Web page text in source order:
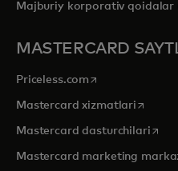
Majburiy korporativ qoidalar
MASTERCARD
Priceless.com opens in a new
Mastercard xizmatlari opens
Mastercard dasturchilari
Mastercard marketing